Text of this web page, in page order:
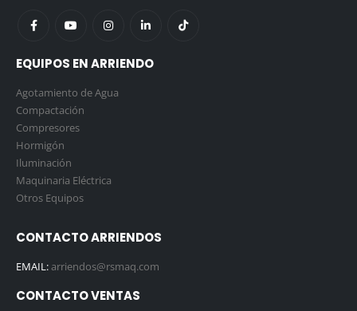
EQUIPOS EN ARRIENDO
Agotamiento de Agua
Compactación
Compresores
Hormigón
Iluminación
Maquinaria Eléctrica
Otros Equipos
CONTACTO ARRIENDOS
EMAIL:arriendos@rsmaq.com
CONTACTO VENTAS